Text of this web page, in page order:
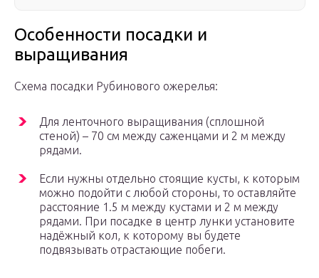
Особенности посадки и
выращивания
Схема посадки Рубинового ожерелья:
Для ленточного выращивания (сплошной
стеной) – 70 см между саженцами и 2 м между
рядами.
Если нужны отдельно стоящие кусты, к которым
можно подойти с любой стороны, то оставляйте
расстояние 1.5 м между кустами и 2 м между
рядами. При посадке в центр лунки установите
надёжный кол, к которому вы будете
подвязывать отрастающие побеги.